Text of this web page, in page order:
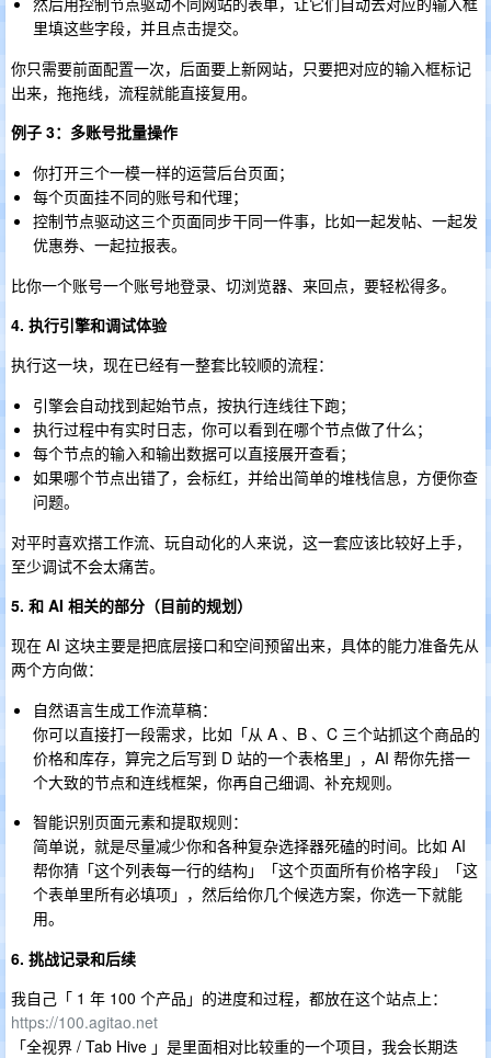
里填这些字段，并且点击提交。
你只需要前面配置一次，后面要上新网站，只要把对应的输入框标记
出来，拖拖线，流程就能直接复用。
例子 3：多账号批量操作
你打开三个一模一样的运营后台页面；
每个页面挂不同的账号和代理；
控制节点驱动这三个页面同步干同一件事，比如一起发帖、一起发
优惠券、一起拉报表。
比你一个账号一个账号地登录、切浏览器、来回点，要轻松得多。
4. 执行引擎和调试体验
执行这一块，现在已经有一整套比较顺的流程：
引擎会自动找到起始节点，按执行连线往下跑；
执行过程中有实时日志，你可以看到在哪个节点做了什么；
每个节点的输入和输出数据可以直接展开查看；
如果哪个节点出错了，会标红，并给出简单的堆栈信息，方便你查
问题。
对平时喜欢搭工作流、玩自动化的人来说，这一套应该比较好上手，
至少调试不会太痛苦。
5. 和 AI 相关的部分（目前的规划）
现在 AI 这块主要是把底层接口和空间预留出来，具体的能力准备先从
两个方向做：
自然语言生成工作流草稿：
你可以直接打一段需求，比如「从 A 、B 、C 三个站抓这个商品的
价格和库存，算完之后写到 D 站的一个表格里」，AI 帮你先搭一
个大致的节点和连线框架，你再自己细调、补充规则。
智能识别页面元素和提取规则：
简单说，就是尽量减少你和各种复杂选择器死磕的时间。比如 AI
帮你猜「这个列表每一行的结构」「这个页面所有价格字段」「这
个表单里所有必填项」，然后给你几个候选方案，你选一下就能
用。
6. 挑战记录和后续
我自己「 1 年 100 个产品」的进度和过程，都放在这个站点上：
https://100.agitao.net
「全视界 / Tab Hive 」是里面相对比较重的一个项目，我会长期迭